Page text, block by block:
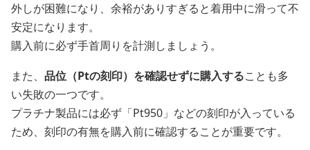
外しが困難になり、余裕がありすぎると着用中に滑って不
安定になります。
購入前に必ず手首周りを計測しましょう。
また、 品位（Ptの刻印）を確認せずに購入することも多
い失敗の一つです。
プラチナ製品には必ず「Pt950」などの刻印が入っている
ため、刻印の有無を購入前に確認することが重要です。